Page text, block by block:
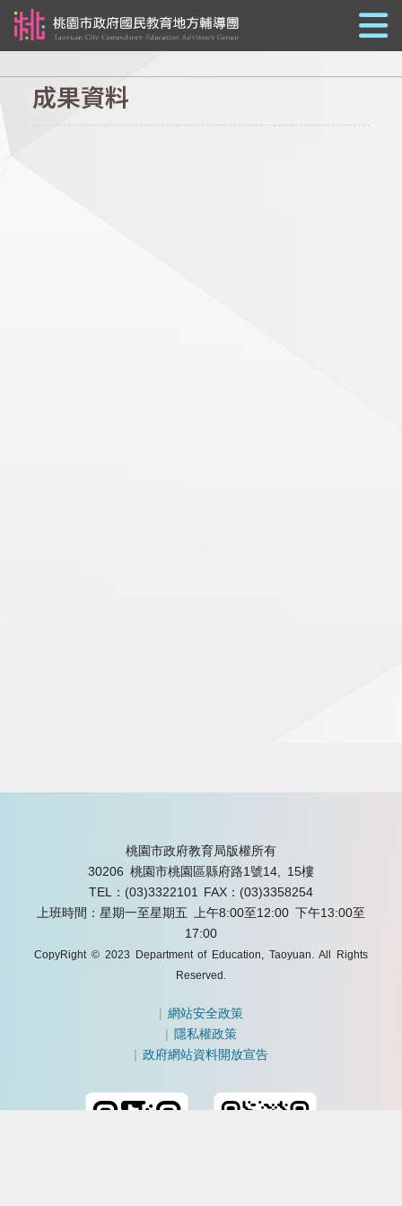
成果資料
桃園市政府教育局版權所有
30206 桃園市桃園區縣府路1號14, 15樓
TEL：(03)3322101
FAX：(03)3358254
上班時間：星期一至星期五 上午8:00至12:00 下午13:00至
17:00
CopyRight © 2023 Department of Education, Taoyuan. All Rights
Reserved.
|網站安全政策
| 隱私權政策
|政府網站資料開放宣告